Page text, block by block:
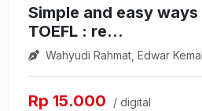
Simple and easy
TOEFL : re...
Wahyudi Rahmat, Edwar Kemal
Rp 15.000 / digital